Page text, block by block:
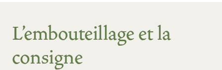
L'embouteillage et la
consigne